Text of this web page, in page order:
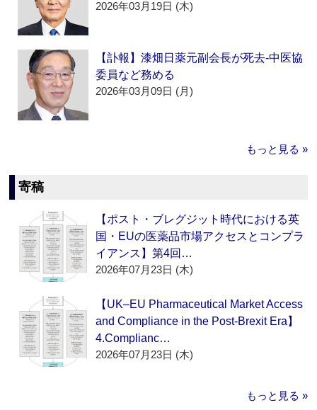
2026年03月19日 (木)
【訃報】漆畑日薬元副会長が死去‐中医協
委員など務める
2026年03月09日 (月)
もっと見る »
寄稿
【ポスト・ブレグジット時代における英
国・EUの医薬品市場アクセスとコンプラ
イアンス】第4回…
2026年07月23日 (木)
【UK–EU Pharmaceutical Market Access
and Compliance in the Post-Brexit Era】
4.Complianc…
2026年07月23日 (木)
もっと見る »